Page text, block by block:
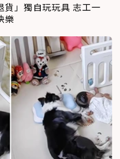
貨」獨自玩玩具 志工一
樂